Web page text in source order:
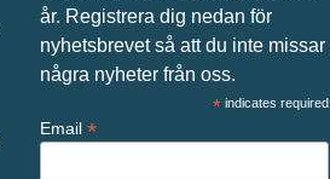
år. Registrera dig nedan för
nyhetsbrevet så att du inte missar
några nyheter från oss.
*indicates required
Email *